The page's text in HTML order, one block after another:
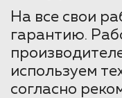
На все свои
гарантию.
используем
согласно